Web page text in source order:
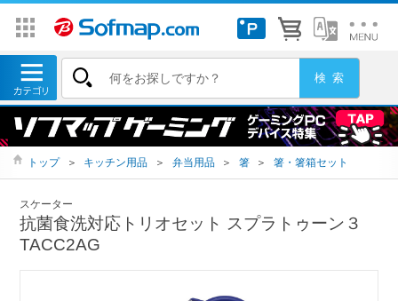
トップ ＞ キッチン用品 ＞ 弁当用品 ＞ 箸 ＞ 箸・箸箱セット
スケーター
抗菌食洗対応トリオセット スプラトゥーン３
TACC2AG